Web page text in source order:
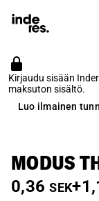
Kirjaudu sisään
maksuton sisältö.
Luo ilmainen
MODUS
0,36 SEK